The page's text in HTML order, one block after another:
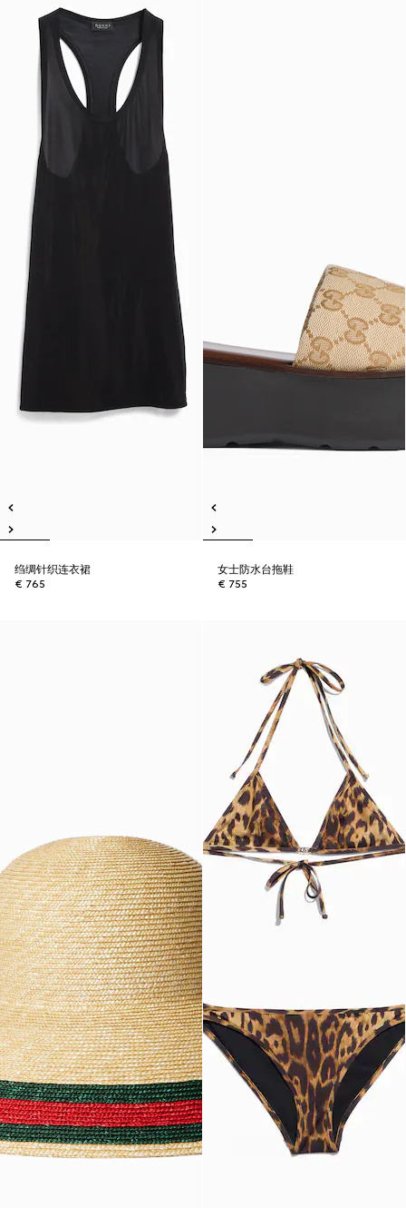
绉绸针织连衣裙
€ 765
女士防水台拖鞋
€ 755